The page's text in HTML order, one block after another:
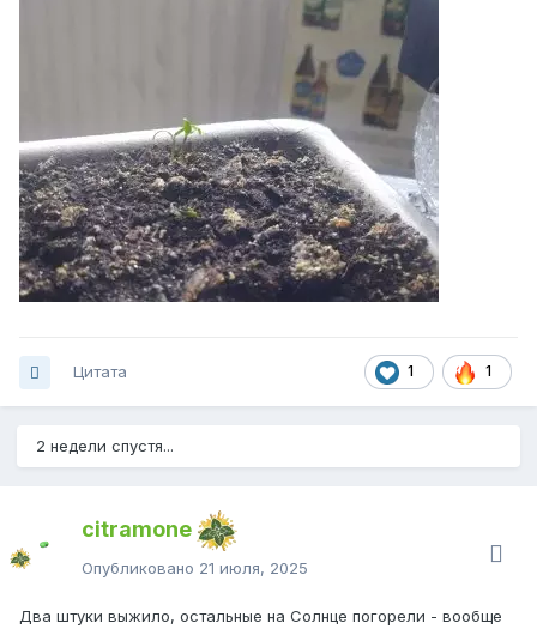
1 1
Цитата
2 недели спустя...
citramone
Опубликовано 21 июля, 2025
Два штуки выжило, остальные на Солнце погорели - вообще